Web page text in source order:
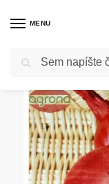
MENU
Domov Semená - osivá /